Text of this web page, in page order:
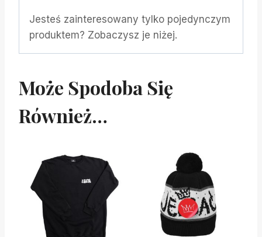
Jesteś zainteresowany tylko pojedynczym
produktem? Zobaczysz je niżej.
Może Spodoba Się
Również…